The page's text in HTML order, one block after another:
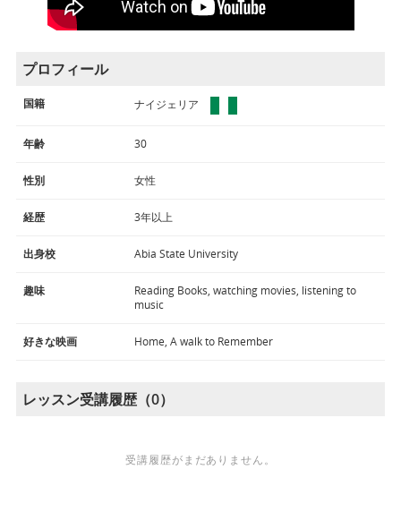
プロフィール
国籍 ナイジェリア
年齢 30
性別 女性
経歴 3年以上
出身校 Abia State University
趣味
Reading Books, watching movies, listening to
music
好きな映画 Home, A walk to Remember
レッスン受講履歴（0）
受講履歴がまだありません。